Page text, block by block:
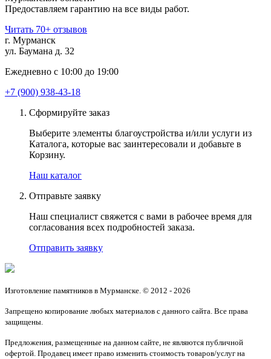
Предоставляем гарантию на все виды работ.
Читать 70+ отзывов
г. Мурманск
ул. Баумана д. 32
Ежедневно с 10:00 до 19:00
+7 (900) 938-43-18
Сформируйте заказ
Выберите элементы благоустройства и/или услуги из
Каталога, которые вас заинтересовали и добавьте в
Корзину.
Наш каталог
Отправьте заявку
Наш специалист свяжется с вами в рабочее время для
согласования всех подробностей заказа.
Отправить заявку
Изготовление памятников в Мурманске. © 2012 - 2026
Запрещено копирование любых материалов с данного сайта. Все права
защищены.
Предложения, размещенные на данном сайте, не являются публичной
офертой. Продавец имеет право изменить стоимость товаров/услуг на